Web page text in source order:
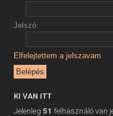
Jelszó:
Elfelejtettem a jelszavam
KI VAN ITT
Jelenleg 51 felhasználó van